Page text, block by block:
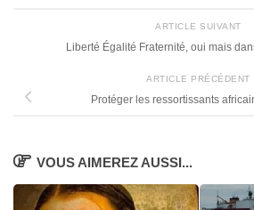
ARTICLE SUIVANT
Liberté Égalité Fraternité, oui mais
ARTICLE PRÉCÉDENT
Protéger les ressortissants
VOUS AIMEREZ AUSSI...